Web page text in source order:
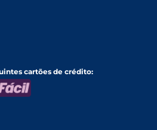
cartões de crédito: